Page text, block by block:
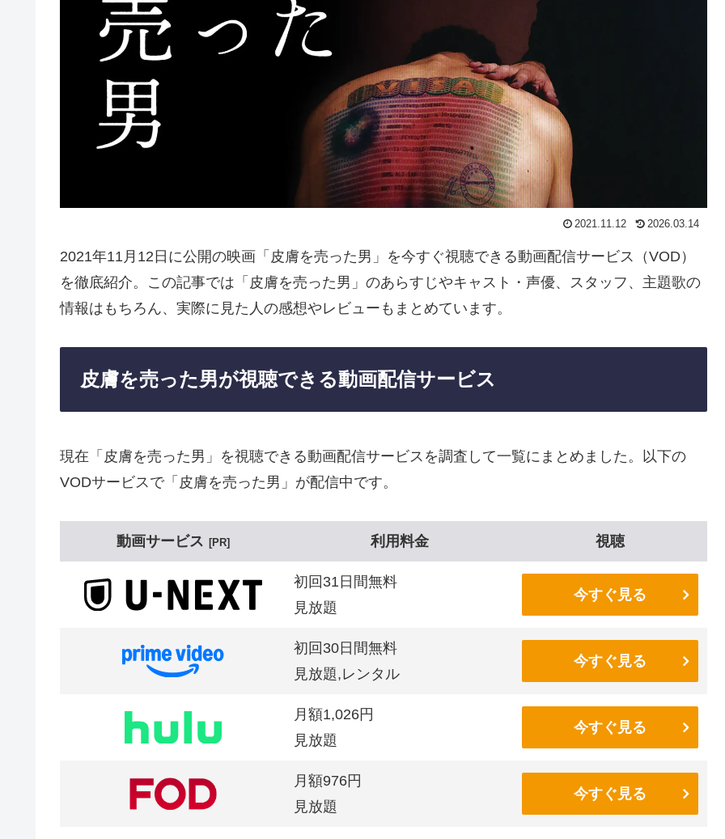
2021.11.12 2026.03.14
2021年11月12日に公開の映画「皮膚を売った男」を今すぐ視聴できる動画配信サービス（VOD）
を徹底紹介。この記事では「皮膚を売った男」のあらすじやキャスト・声優、スタッフ、主題歌の
情報はもちろん、実際に見た人の感想やレビューもまとめています。
皮膚を売った男が視聴できる動画配信サービス
現在「皮膚を売った男」を視聴できる動画配信サービスを調査して一覧にまとめました。以下の
VODサービスで「皮膚を売った男」が配信中です。
動画サービス PR 利用料金 視聴
初回31日間無料
見放題
今すぐ見る
初回30日間無料
見放題,レンタル
今すぐ見る
月額1,026円
見放題
今すぐ見る
月額976円
見放題
今すぐ見る